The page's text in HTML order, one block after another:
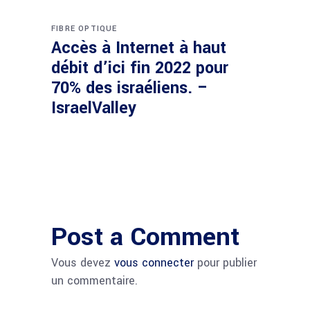
FIBRE OPTIQUE
Accès à Internet à haut
débit d’ici fin 2022 pour
70% des israéliens. –
IsraelValley
Post a Comment
Vous devez vous connecterpour publier
un commentaire.